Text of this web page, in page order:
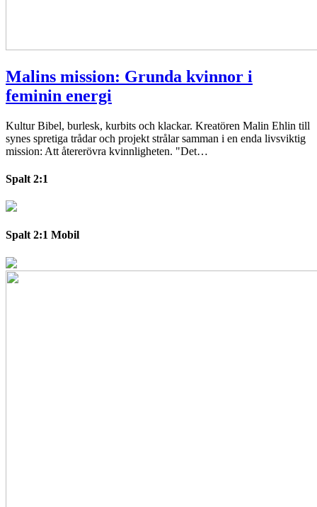
Malins mission: Grunda kvinnor i
feminin energi
Kultur Bibel, burlesk, kurbits och klackar. Kreatören Malin Ehlin till
synes spretiga trådar och projekt strålar samman i en enda livsviktig
mission: Att återerövra kvinnligheten. "Det…
Spalt 2:1
Spalt 2:1 Mobil